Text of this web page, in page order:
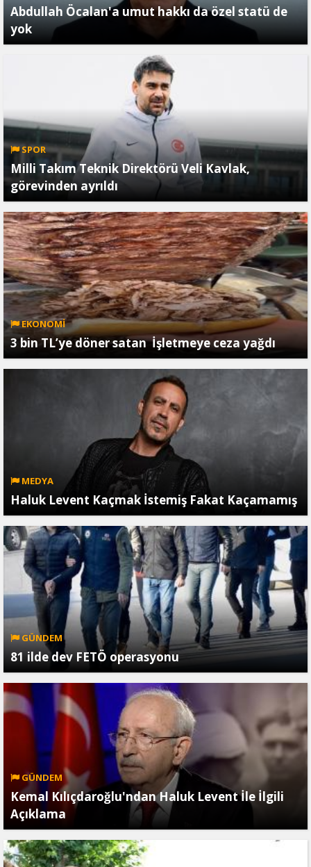
Abdullah Öcalan'a umut hakkı da özel statü de
yok
SPOR
Milli Takım Teknik Direktörü Veli Kavlak,
görevinden ayrıldı
EKONOMİ
3 bin TL’ye döner satan İşletmeye ceza yağdı
MEDYA
Haluk Levent Kaçmak İstemiş Fakat Kaçamamış
GÜNDEM
81 ilde dev FETÖ operasyonu
GÜNDEM
Kemal Kılıçdaroğlu'ndan Haluk Levent İle İlgili
Açıklama